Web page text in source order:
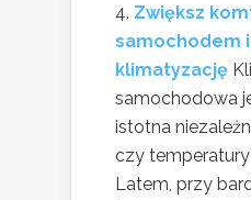
Zwiększ
samochodem i
klimatyzację
samochodowa
istotna
czy
Latem, przy